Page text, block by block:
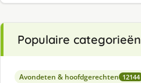
Populaire categorieën
Avondeten & hoofdgerechten 12144